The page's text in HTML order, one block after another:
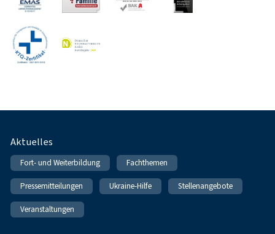
Fußnavigation
Aktuelles
Fort- und Weiterbildung Fachthemen
Pressemitteilungen Ukraine-Hilfe Stellenangebote
Veranstaltungen